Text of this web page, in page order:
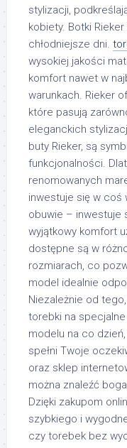
stylizacji,
kobiety. Botki
chłodniejsze dni.
wysokiej jakości
komfort nawet w
warunkach. Rieker
które pasują
eleganckich
buty Rieker, są
funkcjonalności.
renomowanych
inwestuje się w coś
obuwie – inwestuje
wyjątkowy komfort
dostępne są w
rozmiarach, co
model idealnie
Niezależnie od
torebki na
modelu na co
spełni Twoje
oraz sklep
można znaleźć
Dzięki zakupom
szybkiego i
czy torebek bez